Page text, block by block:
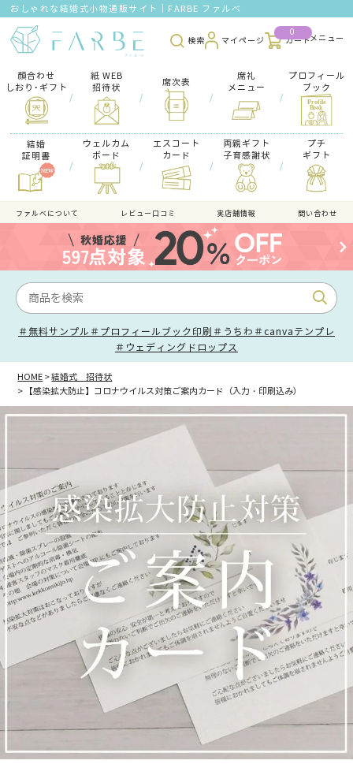
おしゃれな結婚式小物通販サイト｜FARBE ファルベ
検索 マイページ
0
カート
顔合わせ
しおり･ギフト
/
紙 WEB
招待状
/
席次表
/
席礼
メニュー
/
プロフィール
ブック
結婚
証明書
/
ウェルカム
ボード
/
エスコート
カード
/
両親ギフト
子育感謝状
/
プチ
ギフト
ファルべについて レビュー口コミ 実店舗情報 問い合わせ
＃無料サンプル ＃プロフィールブック印刷 ＃うちわ ＃canvaテンプレ
＃ウェディングドロップス
HOME
結婚式 招待状
【感染拡大防止】コロナウイルス対策ご案内カード（入力・印刷込み）